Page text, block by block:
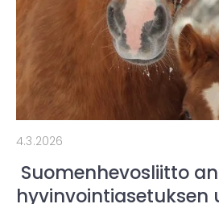
4.3.2026
Suomenhevosliitto
hyvinvointiasetuksen